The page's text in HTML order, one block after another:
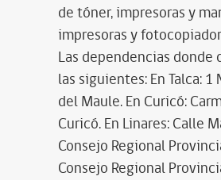
de tóner, impresoras y
impresoras y
Las dependencias donde
las siguientes: En Talca:
del Maule. En Curicó:
Curicó. En Linares: Calle
Consejo Regional
Consejo Regional